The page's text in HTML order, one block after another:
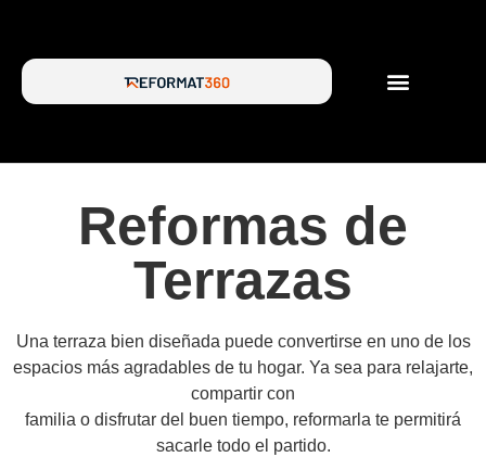
Reformas de
Terrazas
Una terraza bien diseñada puede convertirse en uno de los
espacios más agradables de tu hogar. Ya sea para relajarte,
compartir con
familia o disfrutar del buen tiempo, reformarla te permitirá
sacarle todo el partido.